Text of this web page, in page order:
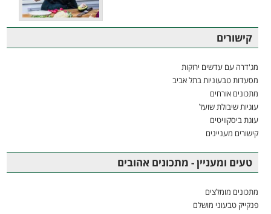
קישורים
מג'דרה עם עדשים ירוקות
מסעדות טבעוניות בתל אביב
מתכונים אורחים
עוגיות שיבולת שועל
עוגת ביסקוויטים
קישורים מעניינים
טעים ומעניין - מתכונים אהובים
מתכונים מומלצים
פנקייק טבעוני מושלם